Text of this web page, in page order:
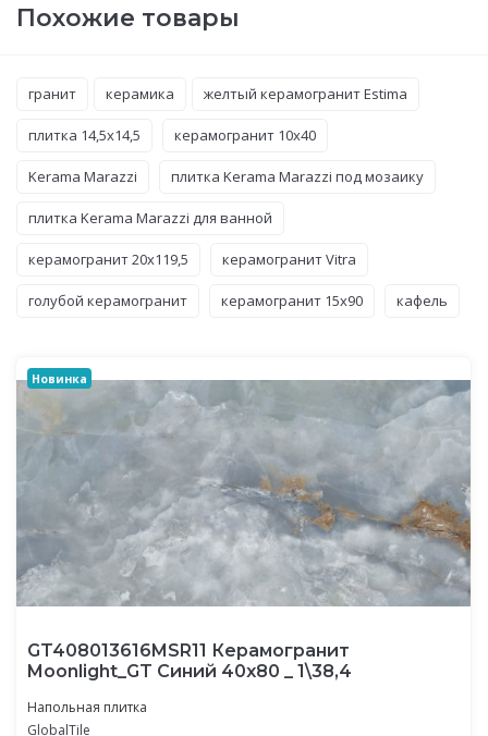
Похожие товары
гранит керамика желтый керамогранит Estima
плитка 14,5x14,5 керамогранит 10x40
Kerama Marazzi плитка Kerama Marazzi под мозаику
плитка Kerama Marazzi для ванной
керамогранит 20x119,5 керамогранит Vitra
голубой керамогранит керамогранит 15x90 кафель
Новинка
GT408013616MSR11 Керамогранит
Moonlight_GT Синий 40x80 _ 1\38,4
Напольная плитка
GlobalTile